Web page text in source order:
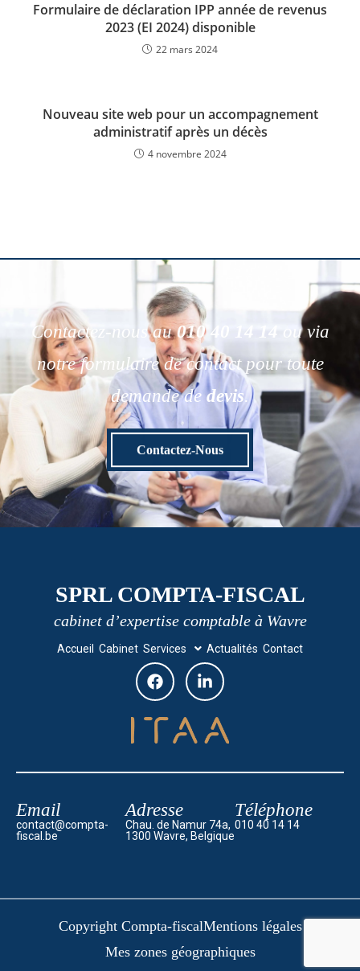
Formulaire de déclaration IPP année de revenus
2023 (EI 2024) disponible
22 mars 2024
Nouveau site web pour un accompagnement
administratif après un décès
4 novembre 2024
Contactez-nous au010 40 14 14
ou via
notre formulaire de contact pour toute
demande de devis.
Contactez-Nous
SPRL COMPTA-FISCAL
cabinet d’expertise comptable à Wavre
Accueil Cabinet Services Actualités Contact
Email
contact@compta-
fiscal.be
Adresse
Chau. de Namur 74a,
1300 Wavre, Belgique
Téléphone
010 40 14 14
Copyright Compta-fiscalMentions légales
Mes zones géographiques